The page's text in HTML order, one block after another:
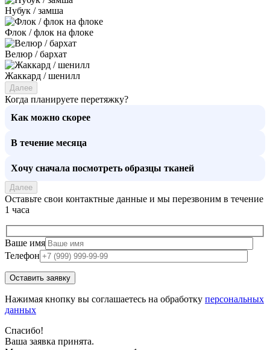
Нубук / замша
Флок / флок на флоке
Велюр / бархат
Жаккард / шенилл
Далее
Когда планируете перетяжку?
Как можно скорее
В течение месяца
Хочу сначала посмотреть образцы тканей
Далее
Оставьте свои контактные данные и мы перезвоним в течение
1 часа
Ваше имя
Телефон
Нажимая кнопку вы соглашаетесь на обработку персональных
данных
Спасибо!
Ваша заявка принята.